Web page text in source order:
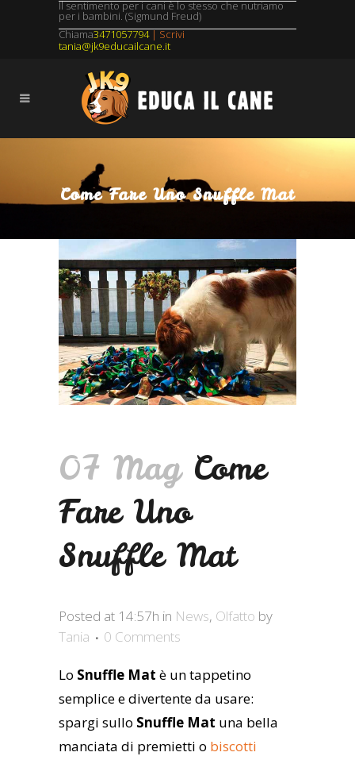
Il sentimento per i cani è lo stesso che nutriamo
per i bambini. (Sigmund Freud)
Chiama3471057794| Scrivi
tania@jk9educailcane.it
Come Fare Uno Snuffle Mat
07 MagCome
Fare Uno
Snuffle Mat
Posted at 14:57h in News, Olfatto by
Tania
0 Comments
Lo Snuffle Mat è un tappetino
semplice e divertente da usare:
spargi sullo Snuffle Mat una bella
manciata di premietti o biscotti